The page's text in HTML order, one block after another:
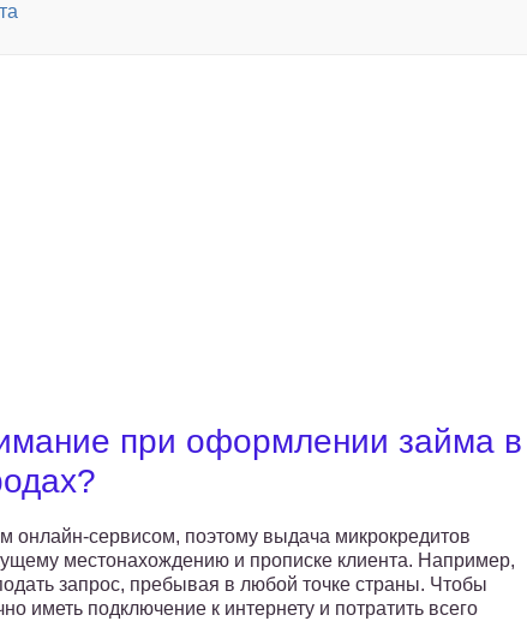
при оформлении займа в
онлайн-сервисом, поэтому выдача микрокредитов
местонахождению и прописке клиента. Например,
запрос, пребывая в любой точке страны. Чтобы
иметь подключение к интернету и потратить всего